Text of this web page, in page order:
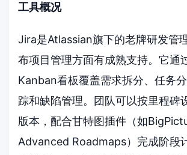
工具概况
Jira是Atlassian旗下的老牌研发管
布项目管理方面有成熟支持。它通
Kanban看板覆盖需求拆分、任务
踪和缺陷管理。团队可以按里程碑
版本，配合甘特图插件（如
Advanced Roadmaps）完成阶段